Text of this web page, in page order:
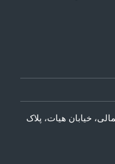
خیابان هیات، پلاک